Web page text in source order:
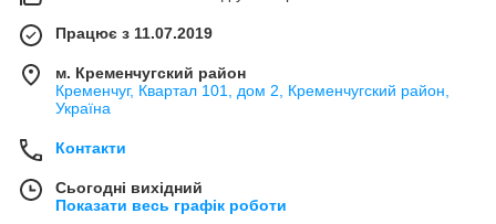
Працює з 11.07.2019
м. Кременчугский район
Кременчуг, Квартал 101, дом 2, Кременчугский район,
Україна
Контакти
Сьогодні вихідний
Показати весь графік роботи